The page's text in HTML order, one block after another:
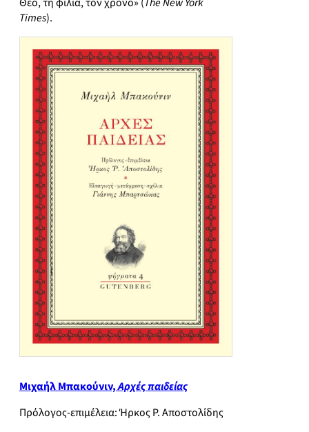
Times).
Μιχαήλ Μπακούνιν,Αρχές παιδείας
Πρόλογος-επιμέλεια: Ήρκος Ρ. Αποστολίδης